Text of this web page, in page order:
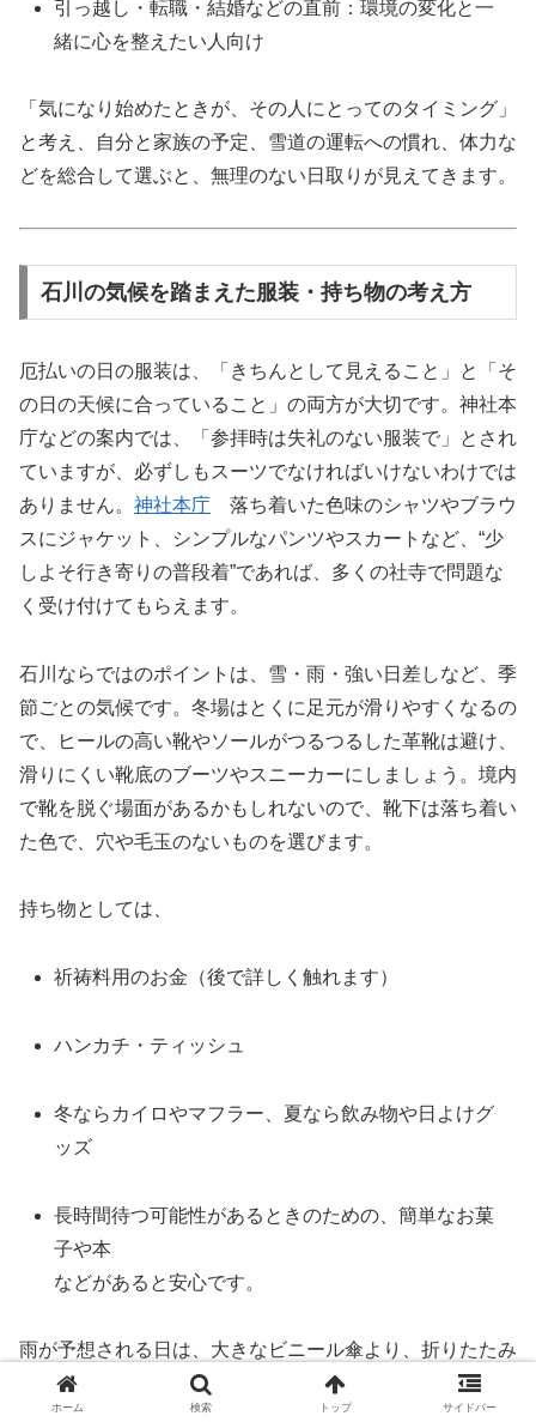
引っ越し・転職・結婚などの直前：環境の変化と一
緒に心を整えたい人向け
「気になり始めたときが、その人にとってのタイミング」
と考え、自分と家族の予定、雪道の運転への慣れ、体力な
どを総合して選ぶと、無理のない日取りが見えてきます。
石川の気候を踏まえた服装・持ち物の考え方
厄払いの日の服装は、「きちんとして見えること」と「そ
の日の天候に合っていること」の両方が大切です。神社本
庁などの案内では、「参拝時は失礼のない服装で」とされ
ていますが、必ずしもスーツでなければいけないわけでは
ありません。 神社本庁 落ち着いた色味のシャツやブラウ
スにジャケット、シンプルなパンツやスカートなど、“少
しよそ行き寄りの普段着”であれば、多くの社寺で問題な
く受け付けてもらえます。
石川ならではのポイントは、雪・雨・強い日差しなど、季
節ごとの気候です。冬場はとくに足元が滑りやすくなるの
で、ヒールの高い靴やソールがつるつるした革靴は避け、
滑りにくい靴底のブーツやスニーカーにしましょう。境内
で靴を脱ぐ場面があるかもしれないので、靴下は落ち着い
た色で、穴や毛玉のないものを選びます。
持ち物としては、
祈祷料用のお金（後で詳しく触れます）
ハンカチ・ティッシュ
冬ならカイロやマフラー、夏なら飲み物や日よけグ
ッズ
長時間待つ可能性があるときのための、簡単なお菓
子や本
などがあると安心です。
雨が予想される日は、大きなビニール傘より、折りたたみ
傘と撥水アウターの組み合わせが動きやすい場合もありま
す。服装に迷ったら、「法事に行くとしたら着ていける
ホーム 検索 トップ サイドバー